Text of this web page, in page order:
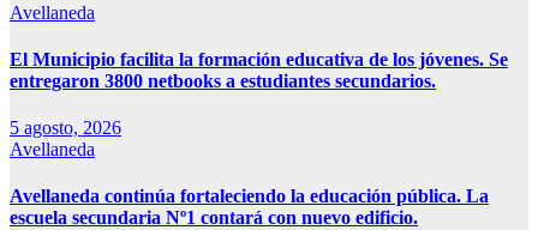
Avellaneda
El Municipio facilita la formación educativa de los jóvenes. Se
entregaron 3800 netbooks a estudiantes secundarios.
5 agosto, 2026
Avellaneda
Avellaneda continúa fortaleciendo la educación pública. La
escuela secundaria Nº1 contará con nuevo edificio.